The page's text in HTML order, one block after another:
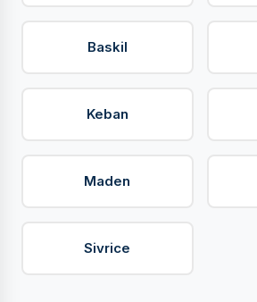
Baskil
Keban
Maden
Sivrice